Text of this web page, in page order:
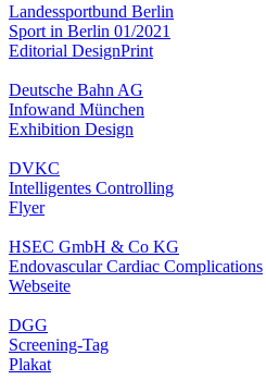
Landessportbund Berlin
Sport in Berlin 01/2021
Editorial DesignPrint
Deutsche Bahn AG
Infowand München
Exhibition Design
DVKC
Intelligentes Controlling
Flyer
HSEC GmbH & Co KG
Endovascular Cardiac Complications
Webseite
DGG
Screening-Tag
Plakat